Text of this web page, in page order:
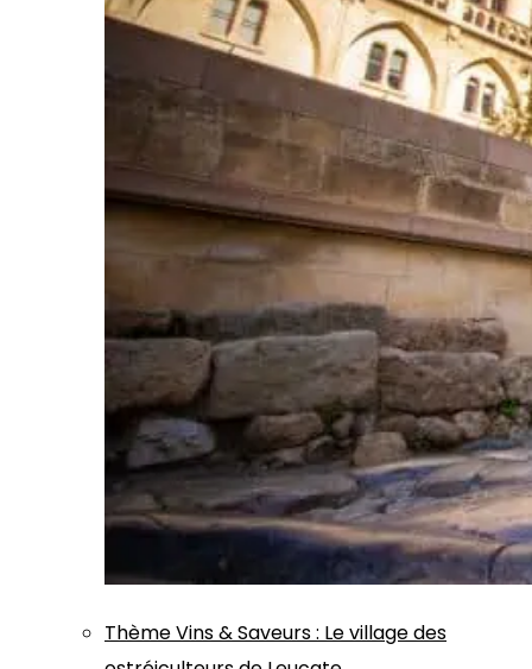
ThèmeVins & Saveurs: Le village des